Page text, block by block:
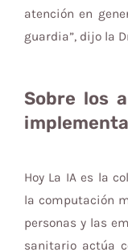
atención en
guardia”, dijo la
Sobre los
Hoy La IA es la
la computación
personas y las
sanitario actúa